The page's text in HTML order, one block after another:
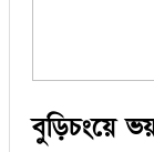
বুড়িচংয়ে